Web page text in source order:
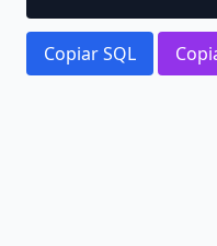
Copiar SQL